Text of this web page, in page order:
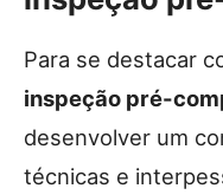
Para se destacar
inspeção pré-
desenvolver um
técnicas e